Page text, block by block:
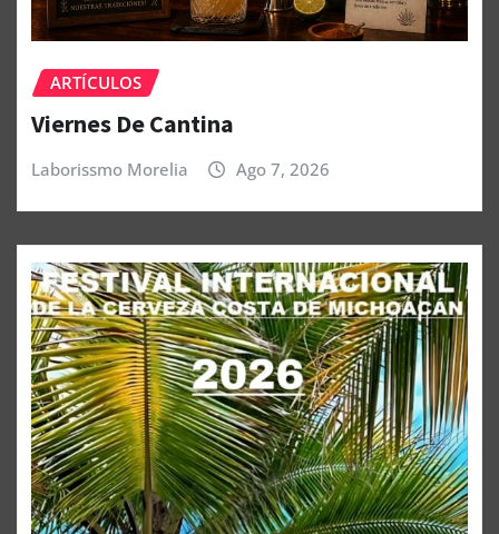
ARTÍCULOS
Viernes De Cantina
Laborissmo Morelia Ago 7, 2026